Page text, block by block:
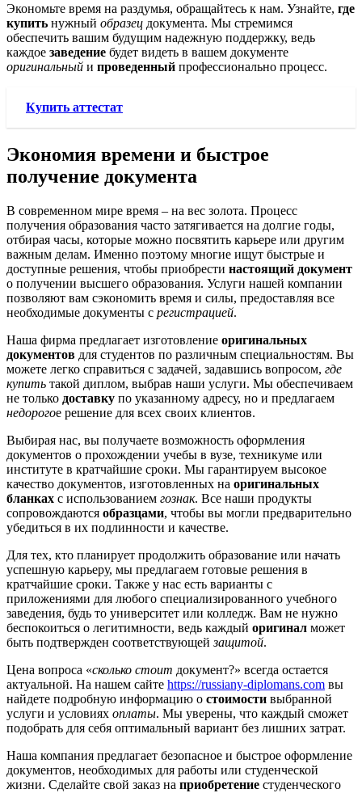
Экономьте время на раздумья, обращайтесь к нам. Узнайте, где
купить нужный образец документа. Мы стремимся
обеспечить вашим будущим надежную поддержку, ведь
каждое заведение будет видеть в вашем документе
оригинальный и проведенный профессионально процесс.
Купить аттестат
Экономия времени и быстрое
получение документа
В современном мире время – на вес золота. Процесс
получения образования часто затягивается на долгие годы,
отбирая часы, которые можно посвятить карьере или другим
важным делам. Именно поэтому многие ищут быстрые и
доступные решения, чтобы приобрести настоящий документ
о получении высшего образования. Услуги нашей компании
позволяют вам сэкономить время и силы, предоставляя все
необходимые документы с регистрацией.
Наша фирма предлагает изготовление оригинальных
документов для студентов по различным специальностям. Вы
можете легко справиться с задачей, задавшись вопросом, где
купить такой диплом, выбрав наши услуги. Мы обеспечиваем
не только доставку по указанному адресу, но и предлагаем
недорогое решение для всех своих клиентов.
Выбирая нас, вы получаете возможность оформления
документов о прохождении учебы в вузе, техникуме или
институте в кратчайшие сроки. Мы гарантируем высокое
качество документов, изготовленных на оригинальных
бланках с использованием гознак. Все наши продукты
сопровождаются образцами, чтобы вы могли предварительно
убедиться в их подлинности и качестве.
Для тех, кто планирует продолжить образование или начать
успешную карьеру, мы предлагаем готовые решения в
кратчайшие сроки. Также у нас есть варианты с
приложениями для любого специализированного учебного
заведения, будь то университет или колледж. Вам не нужно
беспокоиться о легитимности, ведь каждый оригинал может
быть подтвержден соответствующейзащитой.
Цена вопроса «сколько стоит документ?» всегда остается
актуальной. На нашем сайте https://russiany-diplomans.com вы
найдете подробную информацию о стоимости выбранной
услуги и условиях оплаты. Мы уверены, что каждый сможет
подобрать для себя оптимальный вариант без лишних затрат.
Наша компания предлагает безопасное и быстрое оформление
документов, необходимых для работы или студенческой
жизни. Сделайте свой заказ на приобретение студенческого